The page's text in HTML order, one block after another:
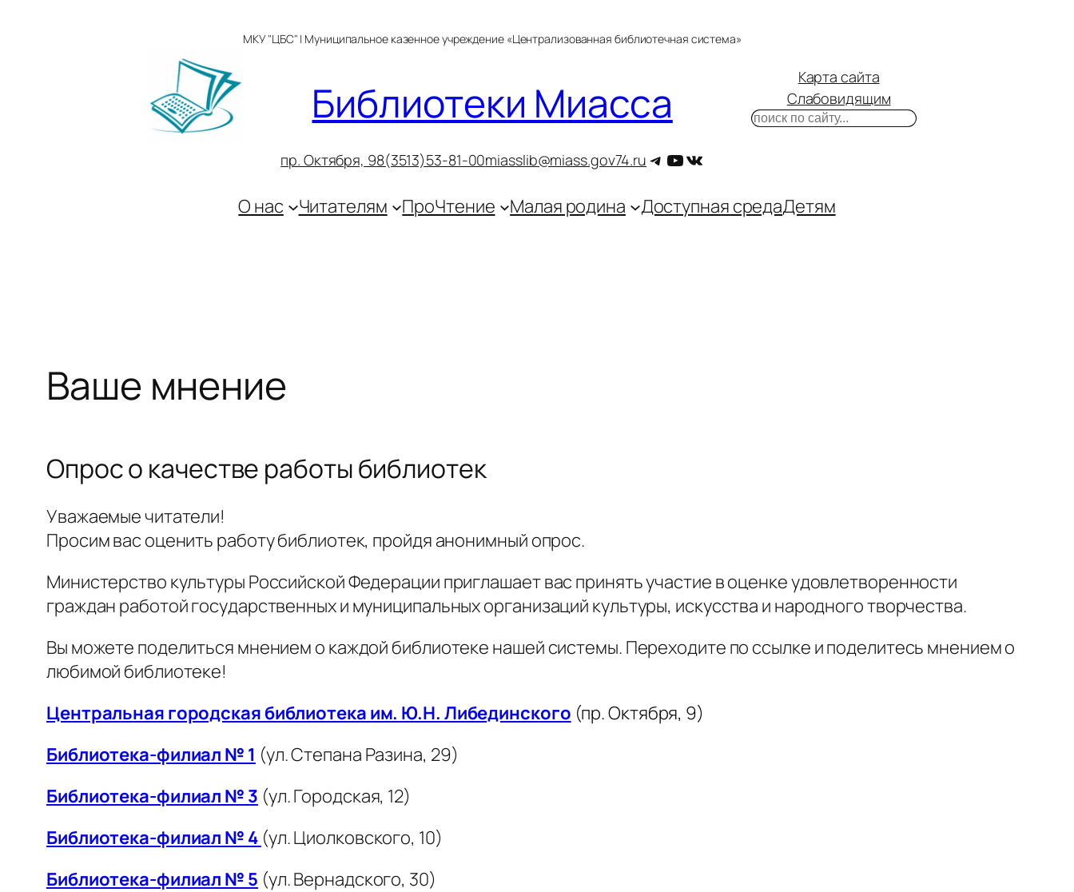
МКУ "ЦБС" | Муниципальное казенное учреждение «Централизованная библиотечная система»
Библиотеки Миасса
пр. Октября, 98(3513)53-81-00miasslib@miass.gov74.ru Telegram
YouTube
ВКонтакте
Карта сайта
Слабовидящим
Поиск
О нас Читателям ПроЧтение Малая родина Доступная средаДетям
Ваше мнение
Опрос о качестве работы библиотек
Уважаемые читатели!
Просим вас оценить работу библиотек, пройдя анонимный опрос.
Министерство культуры Российской Федерации приглашает вас принять участие в оценке удовлетворенности
граждан работой государственных и муниципальных организаций культуры, искусства и народного творчества.
Вы можете поделиться мнением о каждой библиотеке нашей системы. Переходите по ссылке и поделитесь мнением о
любимой библиотеке!
Центральная городская библиотека им. Ю.Н. Либединского (пр. Октября, 9)
Библиотека-филиал № 1 (ул. Степана Разина, 29)
Библиотека-филиал № 3 (ул. Городская, 12)
Библиотека-филиал № 4 (ул. Циолковского, 10)
Библиотека-филиал № 5 (ул. Вернадского, 30)